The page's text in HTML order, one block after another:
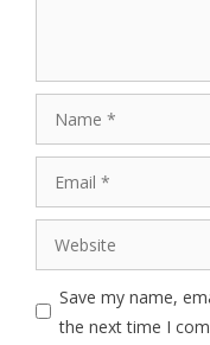
Save my name,
the next time I